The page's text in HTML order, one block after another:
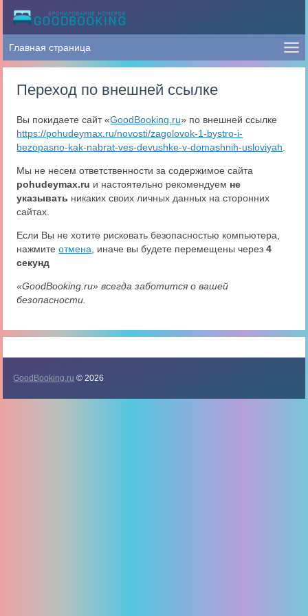
Переход по внешней ссылке
Вы покидаете сайт «GoodBooking.ru» по внешней ссылке
https://pohudeymax.ru/novosti/zagolovok-1-bystro-i-
bezopasno-kak-nabrat-ves-devushke-v-domashnih-usloviyah
Мы не несем ответственности за содержимое сайта
pohudeymax.ru и настоятельно рекомендуем не
указывать никаких своих личных данных на сторонних
сайтах.
Если Вы не хотите рисковать безопасностью компьютера,
нажмитеотмена , иначе вы будете перемещены через4
секунд
«GoodBooking.ru» всегда заботится о вашей
безопасности.
GoodBooking.ru © 2026